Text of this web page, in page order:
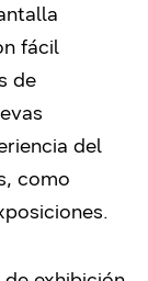
fácil
de
del
como